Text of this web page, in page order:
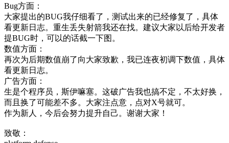
Bug方面：
大家提出的BUG我仔细看了，测试出来的已经修复了，具体
看更新日志。重生丢失射箭我还在找。建议大家以后给开发者
提BUG时，可以的话截一下图。
数值方面：
再次为后期数值崩了向大家致歉，我已连夜初调下数值，具体
看更新日志。
广告方面：
生是个程序员，斯伊嘛塞。这破广告我也搞不定，不太好换，
而且换了可能差不多。大家注点意，点对X号就可。
作为新人，今后会努力提升自己。谢谢大家！
致敬：